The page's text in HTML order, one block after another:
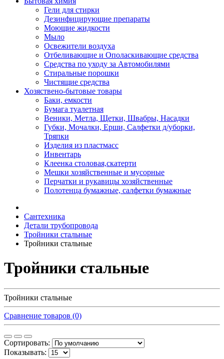
Гели для стирки
Дезинфицирующие препараты
Моющие жидкости
Мыло
Освежители воздуха
Отбеливающие и Ополаскивающие средства
Средства по уходу за Автомобилями
Стиральные порошки
Чистящие средства
Хозяствено-бытовые товары
Баки, емкости
Бумага туалетная
Веники, Метла, Щетки, Швабры, Насадки
Губки, Мочалки, Ерши, Салфетки д/уборки,
Тряпки
Изделия из пластмасс
Инвентарь
Клеенка столовая,скатерти
Мешки хозяйственные и мусорные
Перчатки и рукавицы хозяйственные
Полотенца бумажные, салфетки бумажные
Сантехника
Детали трубопровода
Тройники стальные
Тройники стальные
Тройники стальные
Тройники стальные
Сравнение товаров (0)
Сортировать:
Показывать: